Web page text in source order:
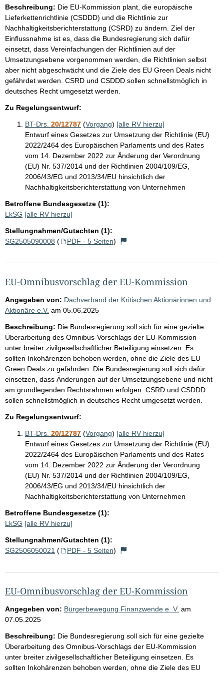
Beschreibung: Die EU-Kommission plant, die europäische
Lieferkettenrichtlinie (CSDDD) und die Richtlinie zur
Nachhaltigkeitsberichterstattung (CSRD) zu ändern. Ziel der
Einflussnahme ist es, dass die Bundesregierung sich dafür
einsetzt, dass Vereinfachungen der Richtlinien auf der
Umsetzungsebene vorgenommen werden, die Richtlinien selbst
aber nicht abgeschwächt und die Ziele des EU Green Deals nicht
gefährdet werden. CSRD und CSDDD sollen schnellstmöglich in
deutsches Recht umgesetzt werden.
Zu Regelungsentwurf:
BT-Drs. 20/12787 (Vorgang) [alle RV hierzu]
Entwurf eines Gesetzes zur Umsetzung der Richtlinie (EU)
2022/2464 des Europäischen Parlaments und des Rates
vom 14. Dezember 2022 zur Änderung der Verordnung
(EU) Nr. 537/2014 und der Richtlinien 2004/109/EG,
2006/43/EG und 2013/34/EU hinsichtlich der
Nachhaltigkeitsberichterstattung von Unternehmen
Betroffene Bundesgesetze (1):
LkSG [alle RV hierzu]
Stellungnahmen/Gutachten (1):
SG2505090008 ( PDF - 5 Seiten)
EU-Omnibusvorschlag der EU-Kommission
Angegeben von: Dachverband der Kritischen Aktionärinnen und
Aktionäre e.V. am 05.06.2025
Beschreibung: Die Bundesregierung soll sich für eine gezielte
Überarbeitung des Omnibus-Vorschlags der EU-Kommission
unter breiter zivilgesellschaftlicher Beteiligung einsetzen. Es
sollten Inkohärenzen behoben werden, ohne die Ziele des EU
Green Deals zu gefährden. Die Bundesregierung soll sich dafür
einsetzen, dass Änderungen auf der Umsetzungsebene und nicht
am grundlegenden Rechtsrahmen erfolgen. CSRD und CSDDD
sollen schnellstmöglich in deutsches Recht umgesetzt werden.
Zu Regelungsentwurf:
BT-Drs. 20/12787 (Vorgang) [alle RV hierzu]
Entwurf eines Gesetzes zur Umsetzung der Richtlinie (EU)
2022/2464 des Europäischen Parlaments und des Rates
vom 14. Dezember 2022 zur Änderung der Verordnung
(EU) Nr. 537/2014 und der Richtlinien 2004/109/EG,
2006/43/EG und 2013/34/EU hinsichtlich der
Nachhaltigkeitsberichterstattung von Unternehmen
Betroffene Bundesgesetze (1):
LkSG [alle RV hierzu]
Stellungnahmen/Gutachten (1):
SG2506050021 ( PDF - 5 Seiten)
EU-Omnibusvorschlag der EU-Kommission
Angegeben von: Bürgerbewegung Finanzwende e. V. am
07.05.2025
Beschreibung: Die Bundesregierung soll sich für eine gezielte
Überarbeitung des Omnibus-Vorschlags der EU-Kommission
unter breiter zivilgesellschaftlicher Beteiligung einsetzen. Es
sollten Inkohärenzen behoben werden, ohne die Ziele des EU